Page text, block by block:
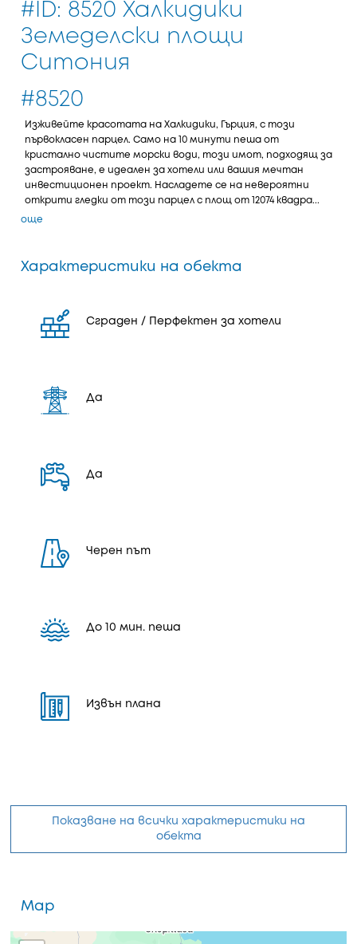
#ID: 8520 Халкидики
Земеделски площи
Ситония
#8520
Изживейте красотата на Халкидики, Гърция, с този
първокласен парцел. Само на 10 минути пеша от
кристално чистите морски води, този имот, подходящ за
застрояване, е идеален за хотели или вашия мечтан
инвестиционен проект. Насладете се на невероятни
открити гледки от този парцел с площ от 12074 квадра...
още
Характеристики на обекта
Сграден / Перфектен за хотели
Да
Да
Черен път
До 10 мин. пеша
Извън плана
Показване на всички характеристики на
обекта
Map